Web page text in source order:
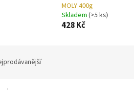
MOLY 400g
Skladem (>5 ks)
428 Kč